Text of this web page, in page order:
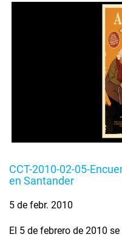
CCT-2010-02-05-
en Santander
5 de febr. 2010
El 5 de febrero de 2010